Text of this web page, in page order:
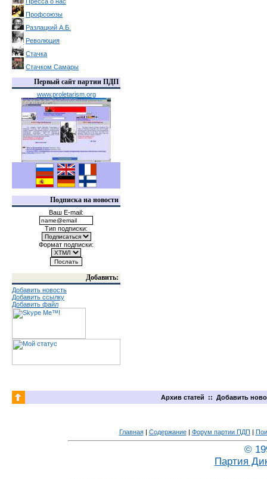
Профсоюзы
Разлацкий А.Б.
Революция
Стачка
Стачком Самары
Первый сайт партии ПДП
www.proletarism.org
Подписка на новости
Ваш E-mail:
Тип подписки:
Формат подписки:
Добавить:
Добавить новость
Добавить ссылку
Добавить файл
Архив статей :: Добавить
Главная| Содержание| Форум партии ПДП |
©
Партия